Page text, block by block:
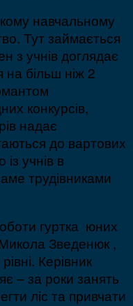
навчальному
Тут займається
з учнів доглядає
більш ніж 2
конкурсів,
надає
до вартових
учнів в
трудівниками
гуртка юних
Микола Зведенюк ,
Керівник
– за роки занять
ліс та привчати